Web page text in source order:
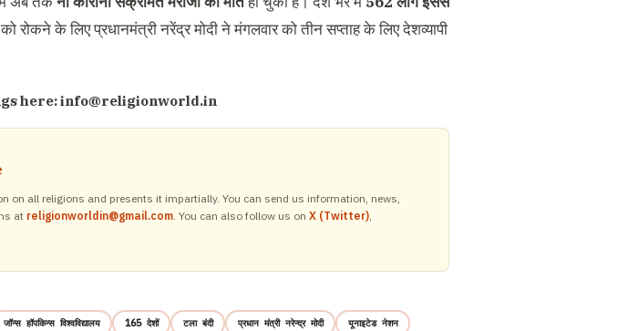
रोकने के लिए प्रधानमंत्री नरेंद्र मोदी ने मंगलवार को तीन सप्ताह के लिए देशव्यापी
here:info@religionworld.in
on all religions and presents it impartially. You can send us information, news,
at religionworldin@gmail.com. You can also follow us on X (Twitter),
जॉन्स हॉपकिन्स विश्वविद्यालय 165 देशों टला बंदी प्रधान मंत्री नरेन्द्र मोदी यूनाइटेड नेशन